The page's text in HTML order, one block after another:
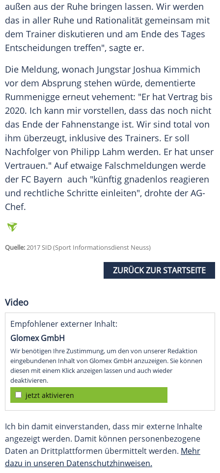
außen aus der Ruhe bringen lassen. Wir werden
das in aller Ruhe und Rationalität gemeinsam mit
dem Trainer diskutieren und am Ende des Tages
Entscheidungen treffen", sagte er.
Die Meldung, wonach Jungstar Joshua Kimmich
vor dem Absprung stehen würde, dementierte
Rummenigge erneut vehement: "Er hat Vertrag bis
2020. Ich kann mir vorstellen, dass das noch nicht
das Ende der Fahnenstange ist. Wir sind total von
ihm überzeugt, inklusive des Trainers. Er soll
Nachfolger von Philipp Lahm werden. Er hat unser
Vertrauen." Auf etwaige Falschmeldungen werde
der FC Bayern auch "künftig gnadenlos reagieren
und rechtliche Schritte einleiten", drohte der AG-
Chef.
Quelle:2017 SID (Sport Informationsdienst Neuss)
ZURÜCK ZUR STARTSEITE
Video
Empfohlener externer Inhalt:
Glomex GmbH
Wir benötigen Ihre Zustimmung, um den von unserer Redaktion
eingebundenen Inhalt von Glomex GmbH anzuzeigen. Sie können
diesen mit einem Klick anzeigen lassen und auch wieder
deaktivieren.
jetzt aktivieren
Ich bin damit einverstanden, dass mir externe Inhalte
angezeigt werden. Damit können personenbezogene
Daten an Drittplattformen übermittelt werden. Mehr
dazu in unseren Datenschutzhinweisen.